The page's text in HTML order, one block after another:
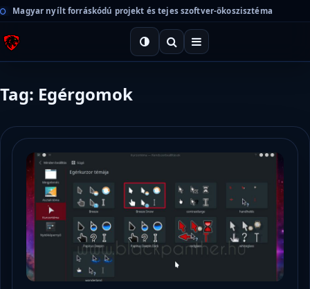
Magyar nyílt forráskódú projekt és tejes szoftver-ökoszisztéma
Tag: Egérgomok